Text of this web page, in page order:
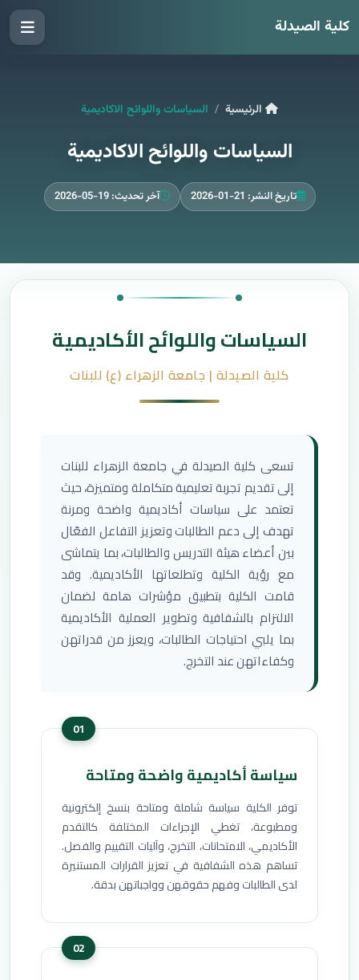
كلية الصيدلة
الرئيسية السياسات واللوائح الاكاديمية
السياسات واللوائح الاكاديمية
تاريخ النشر: 21-01-2026 آخر تحديث: 19-05-2026
السياسات واللوائح الأكاديمية
كلية الصيدلة | جامعة الزهراء (ع) للبنات
تسعى كلية الصيدلة في جامعة الزهراء للبنات
إلى تقديم تجربة تعليمية متكاملة ومتميزة، حيث
تعتمد على سياسات أكاديمية واضحة ومرنة
تهدف إلى دعم الطالبات وتعزيز التفاعل الفعّال
بين أعضاء هيئة التدريس والطالبات، بما يتماشى
مع رؤية الكلية وتطلعاتها الأكاديمية. وقد
قامت الكلية بتطبيق مؤشرات هامة لضمان
الالتزام بالشفافية وتطوير العملية الأكاديمية
بما يلبي احتياجات الطالبات، ويعزز من قدراتهن
وكفاءاتهن عند التخرج.
01
سياسة أكاديمية واضحة ومتاحة
توفر الكلية سياسة شاملة ومتاحة بنسخ إلكترونية
ومطبوعة، تغطي الإجراءات المختلفة كالتقدم
الأكاديمي، الامتحانات، التخرج، وآليات التقييم والفصل.
تساهم هذه الشفافية في تعزيز القرارات المستنيرة
لدى الطالبات وفهم حقوقهن وواجباتهن بدقة.
02